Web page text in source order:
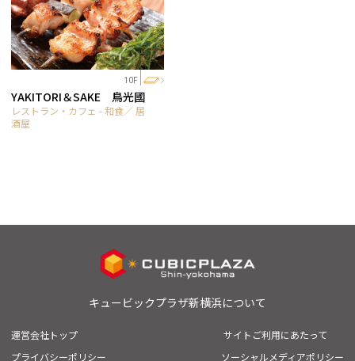
10F
YAKITORI＆SAKE 鳥光國
レストラン・カフェ - 和食／ 居
酒屋
キュービックプラザ新横浜について
運営会社トップ
サイトご利用にあたって
プライバシーポリシー
ソーシャルメディアポリシー